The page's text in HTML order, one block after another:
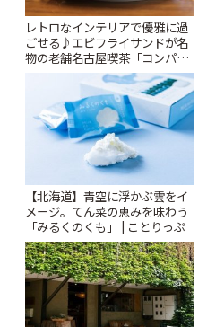
レトロなインテリアで優雅に過
ごせる♪エビフライサンドが名
物の老舗名古屋喫茶「コンパル
御器所店」 | ことりっぷ
【北海道】青空に浮かぶ雲をイ
メージ。てん菜の恵みを味わう
「みるくのくも」 | ことりっぷ